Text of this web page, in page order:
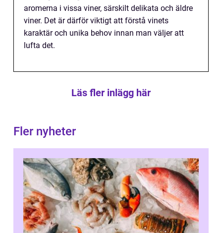
aromerna i vissa viner, särskilt delikata och äldre
viner. Det är därför viktigt att förstå vinets
karaktär och unika behov innan man väljer att
lufta det.
Läs fler inlägg här
Fler nyheter